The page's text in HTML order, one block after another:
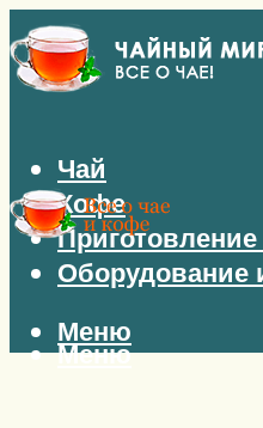
Чай
Кофе
Оборудование
Меню
Меню